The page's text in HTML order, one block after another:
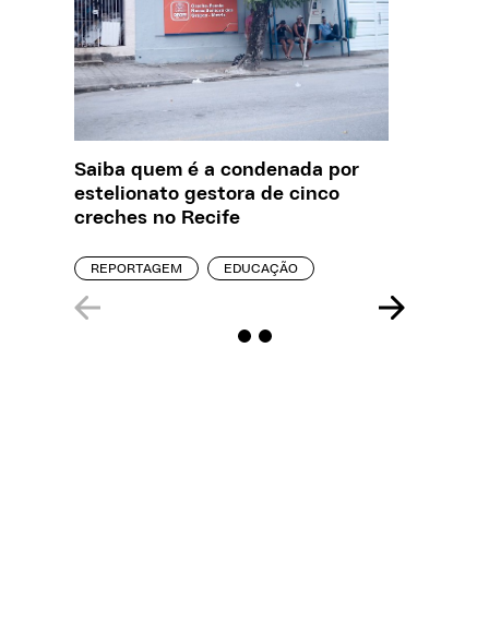
Saiba quem é a condenada por
estelionato gestora de cinco
creches no Recife
REPORTAGEM EDUCAÇÃO